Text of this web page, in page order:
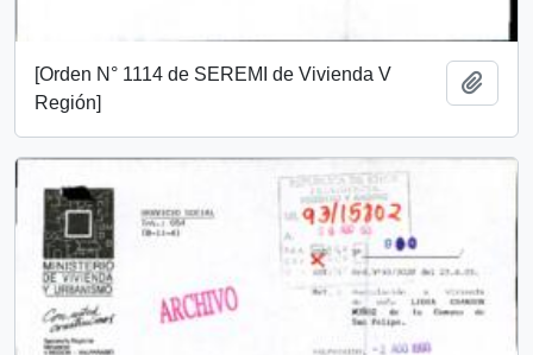
[Orden N° 1114 de SEREMI de Vivienda V
Región]